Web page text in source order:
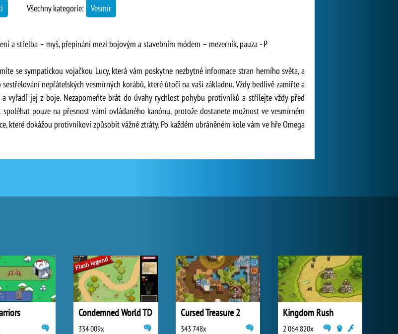
Všechny kategorie: Vesmír
a střelba – myš, přepínání mezi bojovým a stavebním módem – mezerník, pauza - P
se sympatickou vojačkou Lucy, která vám poskytne nezbytné informace stran herního světa, a
nepřátelských vesmírných korábů, které útočí na vaši základnu. Vždy bedlivě zamiřte a
vyřadí jej z boje. Nezapomeňte brát do úvahy rychlost pohybu protivníků a střílejte vždy před
pouze na přesnost vámi ovládaného kanónu, protože dostanete možnost ve vesmírném
které dokážou protivníkovi způsobit vážné ztráty. Po každém ubráněném kole vám ve hře Omega
Condemned World TD
334 009x
Cursed Treasure 2
343 748x
Kingdom Rush
2 064 820x